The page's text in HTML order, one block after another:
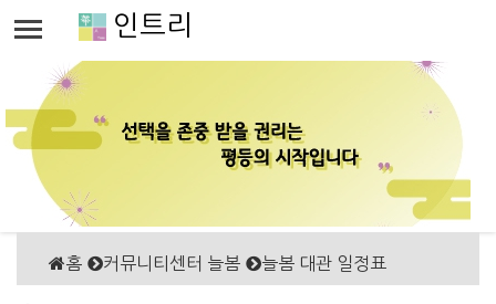
인트리
홈 커뮤니티센터 늘봄 늘봄 대관 일정표